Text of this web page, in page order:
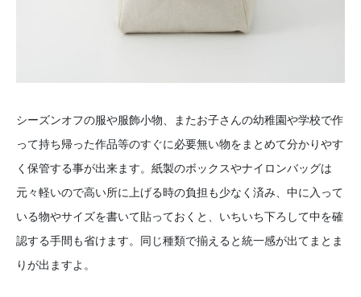
シーズンオフの服や服飾小物、またお子さんの幼稚園や学校で作
って持ち帰った作品等のすぐに必要無い物をまとめて分かりやす
く保管する事が出来ます。紙製のボックスやナイロンバッグは
元々軽いので高い所に上げる時の負担も少なく済み、中に入って
いる物やサイズを書いて貼っておくと、いちいち下ろして中を確
認する手間も省けます。同じ種類で揃えると統一感が出てまとま
りが出ますよ。